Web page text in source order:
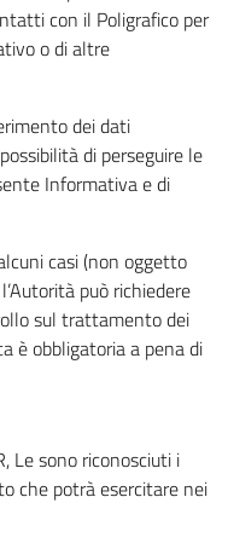
con il Poligrafico per
o di altre
dei dati
di perseguire le
Informativa e di
casi (non oggetto
può richiedere
sul trattamento dei
è obbligatoria a pena di
Le sono riconosciuti i
che potrà esercitare nei